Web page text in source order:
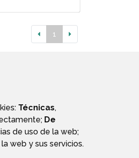
Técnicas,
De
de uso de la web;
web y sus servicios.
1